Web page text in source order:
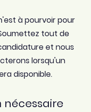
à pourvoir pour
tout de
et nous
lorsqu'un
disponible.
nécessaire